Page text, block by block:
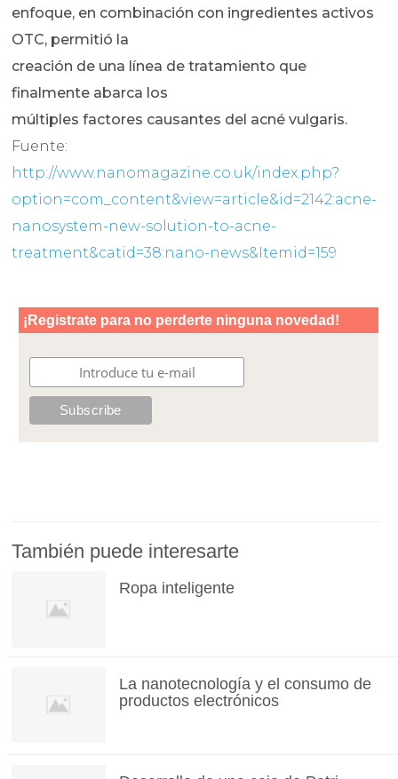
enfoque, en combinación con ingredientes activos
OTC, permitió la
creación de una línea de tratamiento que
finalmente abarca los
múltiples factores causantes del acné vulgaris.
Fuente:
http://www.nanomagazine.co.uk/index.php?
option=com_content&view=article&id=2142:acne-
nanosystem-new-solution-to-acne-
treatment&catid=38:nano-news&Itemid=159
También puede interesarte
Ropa inteligente
La nanotecnología y el consumo de
productos electrónicos